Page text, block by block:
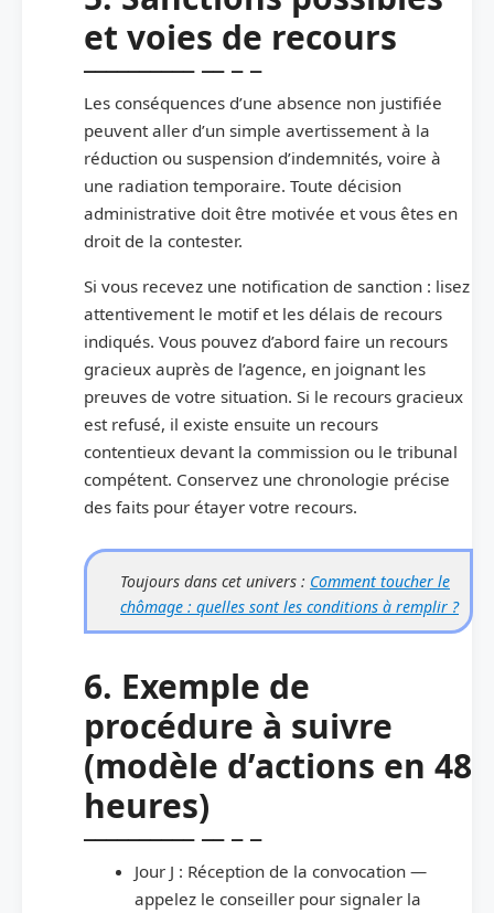
et voies de recours
Les conséquences d’une absence non justifiée
peuvent aller d’un simple avertissement à la
réduction ou suspension d’indemnités, voire à
une radiation temporaire. Toute décision
administrative doit être motivée et vous êtes en
droit de la contester.
Si vous recevez une notification de sanction : lisez
attentivement le motif et les délais de recours
indiqués. Vous pouvez d’abord faire un recours
gracieux auprès de l’agence, en joignant les
preuves de votre situation. Si le recours gracieux
est refusé, il existe ensuite un recours
contentieux devant la commission ou le tribunal
compétent. Conservez une chronologie précise
des faits pour étayer votre recours.
Toujours dans cet univers : Comment toucher le
chômage : quelles sont les conditions à remplir ?
6. Exemple de
procédure à suivre
(modèle d’actions en 48
heures)
Jour J : Réception de la convocation —
appelez le conseiller pour signaler la